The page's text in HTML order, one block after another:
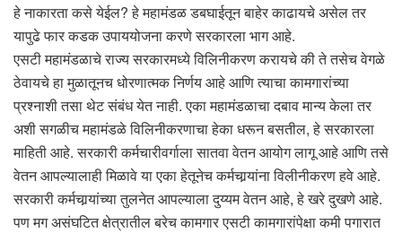
हे नाकारता कसे येईल? हे महामंडळ डबघाईतून बाहेर काढायचे असेल तर
यापुढे फार कडक उपाययोजना करणे सरकारला भाग आहे.
एसटी महामंडळाचे राज्य सरकारमध्ये विलिनीकरण करायचे की ते तसेच वेगळे
ठेवायचे हा मुळातूनच धोरणात्मक निर्णय आहे आणि त्याचा कामगारांच्या
प्रश्नाशी तसा थेट संबंध येत नाही. एका महामंडळाचा दबाव मान्य केला तर
अशी सगळीच महामंडळे विलिनीकरणाचा हेका धरून बसतील, हे सरकारला
माहिती आहे. सरकारी कर्मचारीवर्गाला सातवा वेतन आयोग लागू आहे आणि तसे
वेतन आपल्यालाही मिळावे या एका हेतूनेच कर्मचार्‍यांना विलीनीकरण हवे आहे.
सरकारी कर्मचार्‍यांच्या तुलनेत आपल्याला दुय्यम वेतन आहे, हे खरे दुखणे आहे.
पण मग असंघटित क्षेत्रातील बरेच कामगार एसटी कामगारांपेक्षा कमी पगारात